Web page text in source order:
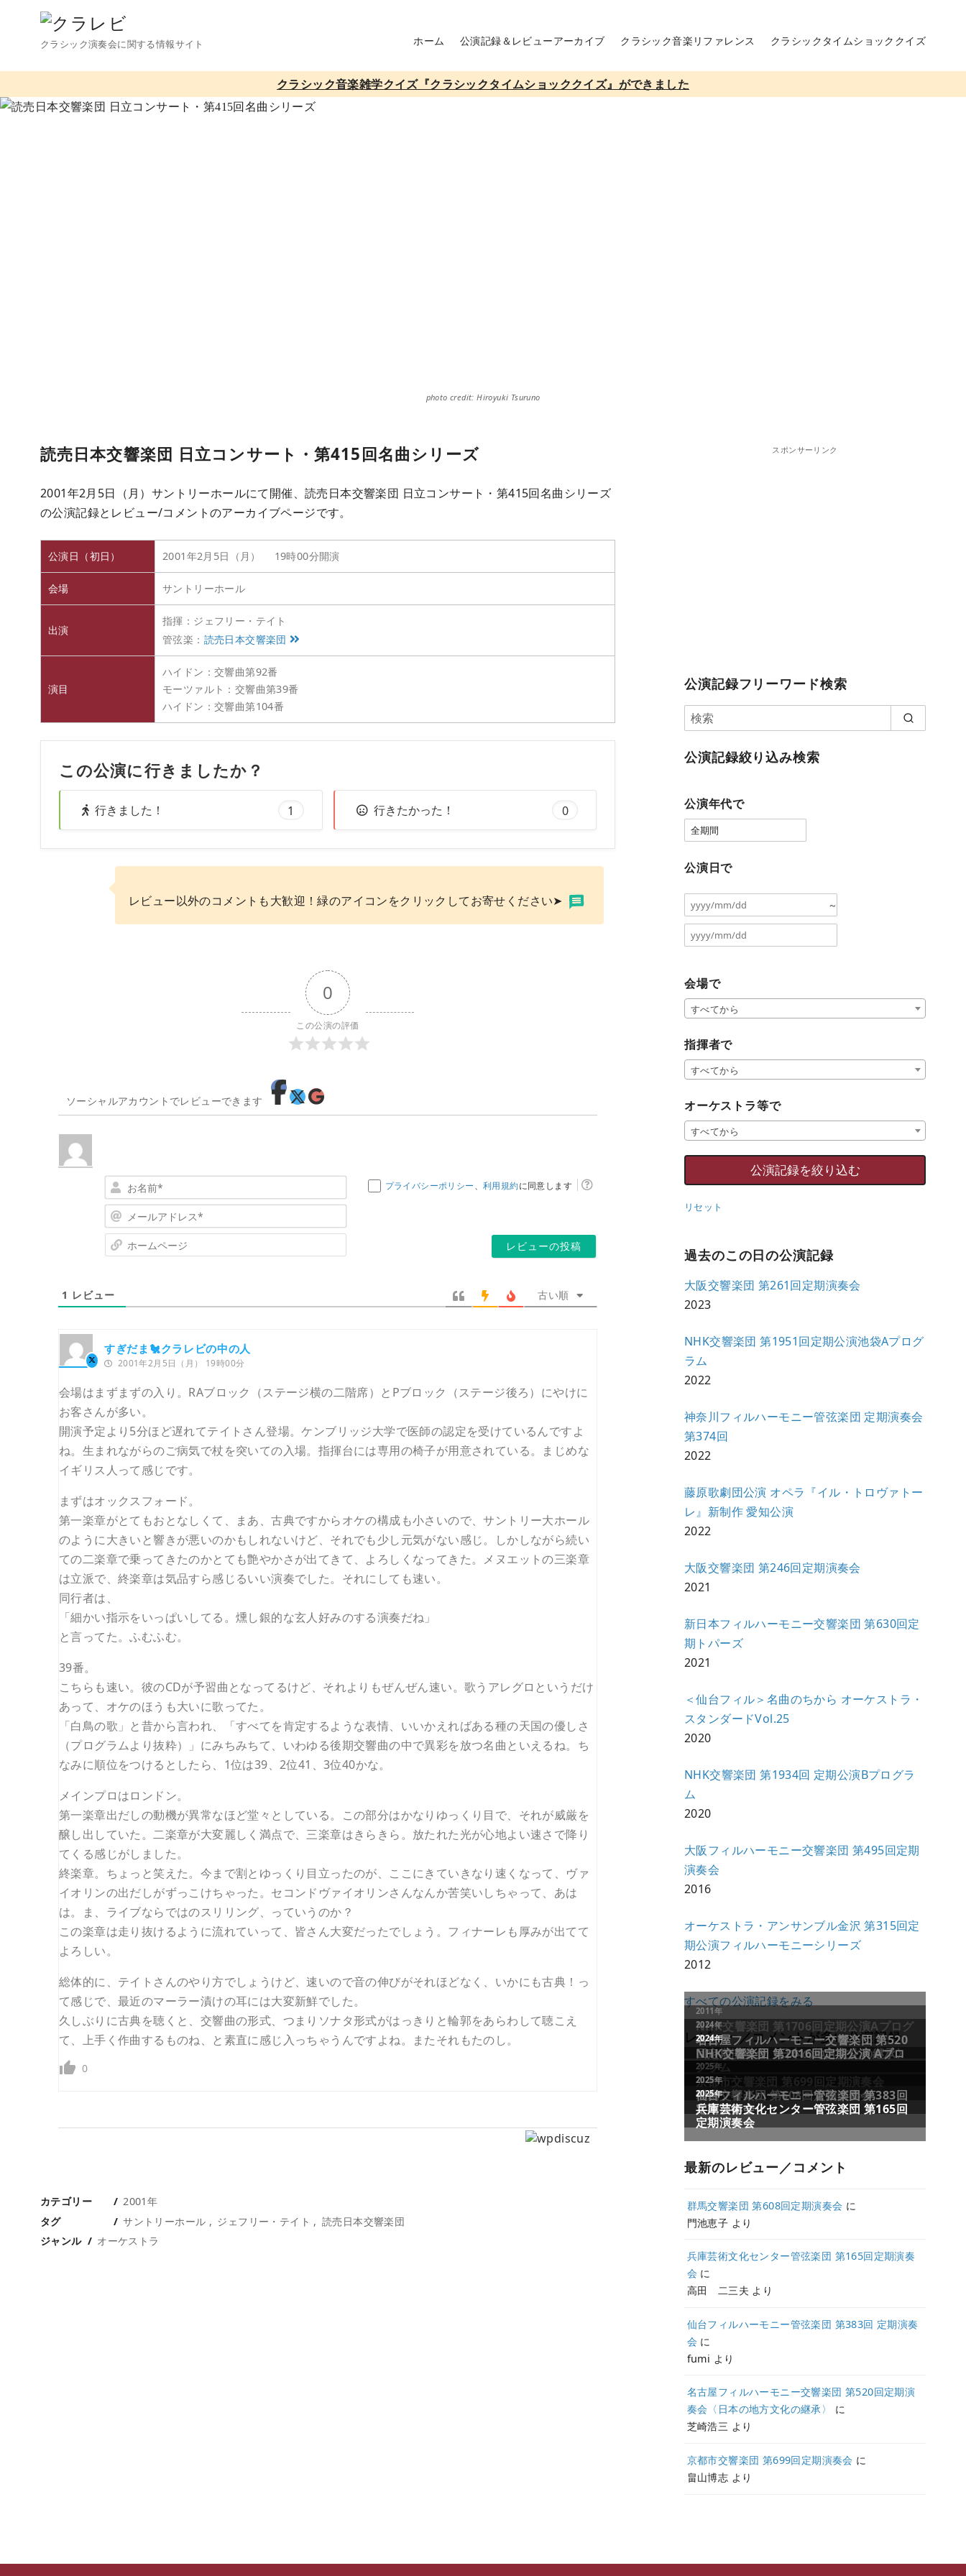
へ
クラシック演奏会に関する情報サイト ホーム 公演記録＆レビューアーカイブ クラシック音楽リファレンス クラシックタイムショッククイズ
クラシック音楽雑学クイズ『クラシックタイムショッククイズ』ができました
photo credit: Hiroyuki Tsuruno
読売日本交響楽団 日立コンサート・第415回名曲シリーズ
2001年2月5日（月）サントリーホールにて開催、読売日本交響楽団 日立コンサート・第415回名曲シリーズ
の公演記録とレビュー/コメントのアーカイブページです。
公演日（初日） 2001年2月5日（月） 19時00分開演
会場 サントリーホール
出演
指揮：ジェフリー・テイト
管弦楽： 読売日本交響楽団
演目
ハイドン：交響曲第92番
モーツァルト：交響曲第39番
ハイドン：交響曲第104番
この公演に行きましたか？
行きました！ 1 行きたかった！ 0
レビュー以外のコメントも大歓迎！緑のアイコンをクリックしてお寄せください➤
0
この公演の評価
ソーシャルアカウントでレビューできます
名
*ー
ス
ー
ー
プライバシーポリシー、 利用規約に同意します
1 レビュー 古い順
すぎだま🐔クラレビの中の人
2001年2月5日（月） 19時00分
会場はまずまずの入り。RAブロック（ステージ横の二階席）とPブロック（ステージ後ろ）にやけに
お客さんが多い。
開演予定より5分ほど遅れてテイトさん登場。ケンブリッジ大学で医師の認定を受けているんですよ
ね。生まれながらのご病気で杖を突いての入場。指揮台には専用の椅子が用意されている。まじめな
イギリス人って感じです。
まずはオックスフォード。
第一楽章がとてもおとなしくて、まあ、古典ですからオケの構成も小さいので、サントリー大ホール
のように大きいと響きが悪いのかもしれないけど、それでも少し元気がない感じ。しかしながら続い
ての二楽章で乗ってきたのかとても艶やかさが出てきて、よろしくなってきた。メヌエットの三楽章
は立派で、終楽章は気品すら感じるいい演奏でした。それにしても速い。
同行者は、
「細かい指示をいっぱいしてる。燻し銀的な玄人好みのする演奏だね」
と言ってた。ふむふむ。
39番。
こちらも速い。彼のCDが予習曲となってるけど、それよりもぜんぜん速い。歌うアレグロというだけ
あって、オケのほうも大いに歌ってた。
「白鳥の歌」と昔から言われ、「すべてを肯定するような表情、いいかえればある種の天国の優しさ
（プログラムより抜粋）」にみちみちて、いわゆる後期交響曲の中で異彩を放つ名曲といえるね。ち
なみに順位をつけるとしたら、1位は39、2位41、3位40かな。
メインプロはロンドン。
第一楽章出だしの動機が異常なほど堂々としている。この部分はかなりゆっくり目で、それが威厳を
醸し出していた。二楽章が大変麗しく満点で、三楽章はきらきら。放たれた光が心地よい速さで降り
てくる感じがしました。
終楽章。ちょっと笑えた。今まで割とゆっくり目立ったのが、ここにきていきなり速くなって、ヴァ
イオリンの出だしがずっこけちゃった。セコンドヴァイオリンさんなんか苦笑いしちゃって、あは
は。ま、ライブならではのスリリング、っていうのか？
この楽章は走り抜けるように流れていって、皆さん大変だったでしょう。フィナーレも厚みが出てて
よろしい。
総体的に、テイトさんのやり方でしょうけど、速いので音の伸びがそれほどなく、いかにも古典！っ
て感じで、最近のマーラー漬けの耳には大変新鮮でした。
久しぶりに古典を聴くと、交響曲の形式、つまりソナタ形式がはっきりと輪郭をあらわして聴こえ
て、上手く作曲するものね、と素直に感じ入っちゃうんですよね。またそれもたのし。
0
カテゴリー
2001年
タグ
サントリーホール ジェフリー・テイト
読売日本交響楽団
ジャンル
オーケストラ
スポンサーリンク
公演記録フリーワード検索
公演記録絞り込み検索
公演年代で
公演日で
～
会場で
すべてから
指揮者で
すべてから
オーケストラ等で
すべてから
リセット
過去のこの日の公演記録
大阪交響楽団 第261回定期演奏会
2023
NHK交響楽団 第1951回定期公演池袋Aプログ
ラム
2022
神奈川フィルハーモニー管弦楽団 定期演奏会
第374回
2022
藤原歌劇団公演 オペラ『イル・トロヴァトー
レ』新制作 愛知公演
2022
大阪交響楽団 第246回定期演奏会
2021
新日本フィルハーモニー交響楽団 第630回定
期トパーズ
2021
＜仙台フィル＞名曲のちから オーケストラ・
スタンダードVol.25
2020
NHK交響楽団 第1934回 定期公演Bプログラ
ム
2020
大阪フィルハーモニー交響楽団 第495回定期
演奏会
2016
オーケストラ・アンサンブル金沢 第315回定
期公演フィルハーモニーシリーズ
2012
すべての公演記録をみる
レビュー／コメントが多い公演記録
最新のレビュー／コメント
群馬交響楽団 第608回定期演奏会 に
門池恵子 より
兵庫芸術文化センター管弦楽団 第165回定期演奏
会 に
高田 二三夫 より
仙台フィルハーモニー管弦楽団 第383回 定期演奏
会 に
fumi より
名古屋フィルハーモニー交響楽団 第520回定期演
奏会〈日本の地方文化の継承〉
に
芝崎浩三 より
京都市交響楽団 第699回定期演奏会 に
畠山博志 より